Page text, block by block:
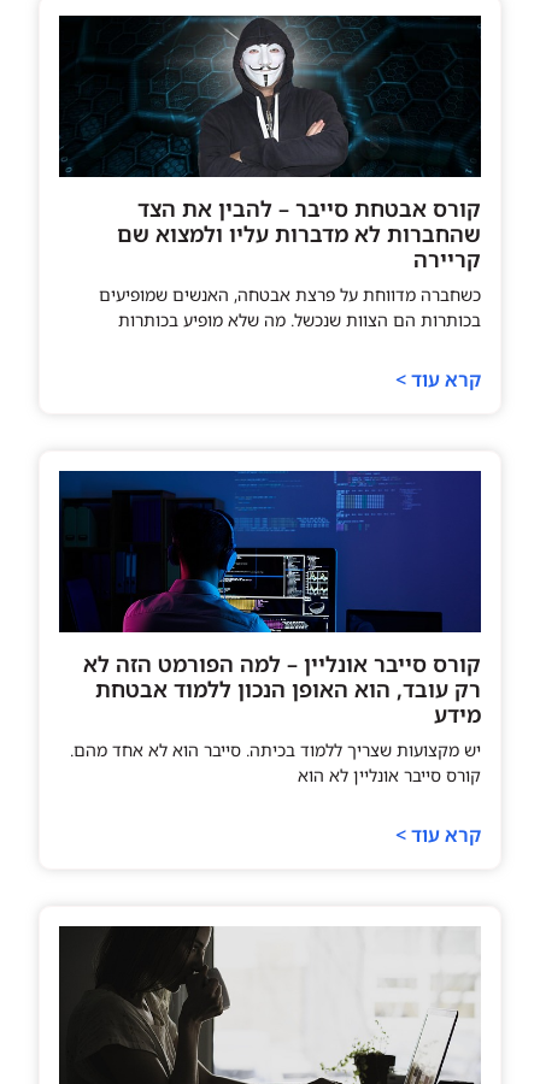
קורס אבטחת סייבר – להבין את הצד
שהחברות לא מדברות עליו ולמצוא שם
קריירה
כשחברה מדווחת על פרצת אבטחה, האנשים שמופיעים
בכותרות הם הצוות שנכשל. מה שלא מופיע בכותרות
קרא עוד >
קורס סייבר אונליין – למה הפורמט הזה לא
רק עובד, הוא האופן הנכון ללמוד אבטחת
מידע
יש מקצועות שצריך ללמוד בכיתה. סייבר הוא לא אחד מהם.
קורס סייבר אונליין לא הוא
קרא עוד >